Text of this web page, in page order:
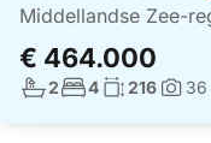
Middellandse Zee-
€ 464.000
Aantal badkamers:
2Aantal
4 216Foto's:
36